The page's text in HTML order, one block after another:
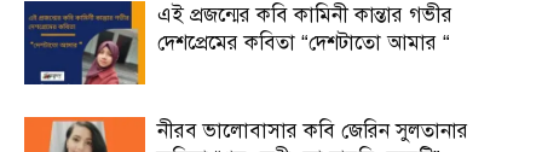
এই প্রজন্মের কবি কামিনী কান্তার গভীর
দেশপ্রেমের কবিতা “দেশটাতো আমার “
নীরব ভালোবাসার কবি জেরিন সুলতানার